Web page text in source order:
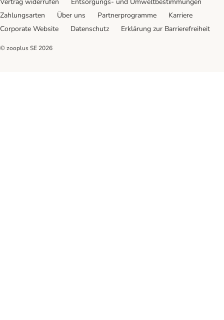
Vertrag widerrufen
Entsorgungs- und Umweltbestimmungen
Zahlungsarten
Über uns Partnerprogramme
Karriere
Corporate Website
Datenschutz Erklärung zur Barrierefreiheit
© zooplus SE 2026